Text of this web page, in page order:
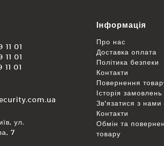
11 01
11 01
11 01
ул.
7
Інформація
Про нас
Доставка оплата
Політика безпеки
Контакти
Повернення
Історія замовлень
Зв'язатися з нами
Контакти
Обмін та
товару